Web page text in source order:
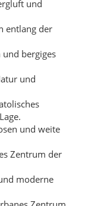
und
entlang der
und bergiges
und
und weite
Zentrum der
moderne